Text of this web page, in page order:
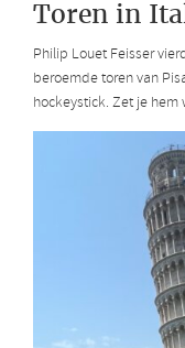
Toren in
Philip Louet Feisser
beroemde toren van
hockeystick. Zet je hem